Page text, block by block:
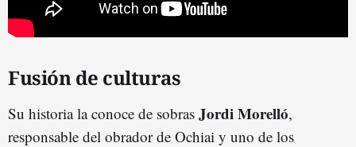
Fusión de culturas
Su historia la conoce de sobras Jordi Morelló,
responsable del obrador de Ochiai y uno de los